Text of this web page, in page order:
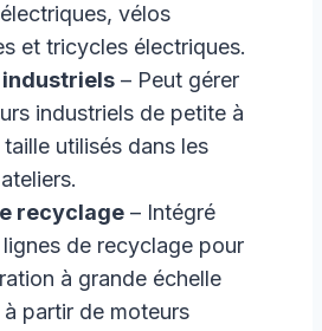
vélos
et tricycles électriques.
– Peut gérer
industriels de petite à
utilisés dans les
recyclage– Intégré
de recyclage pour
à grande échelle
partir de moteurs